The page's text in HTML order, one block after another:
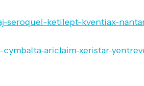
seroquel-ketilept-kventiax-
ariclaim-xeristar-